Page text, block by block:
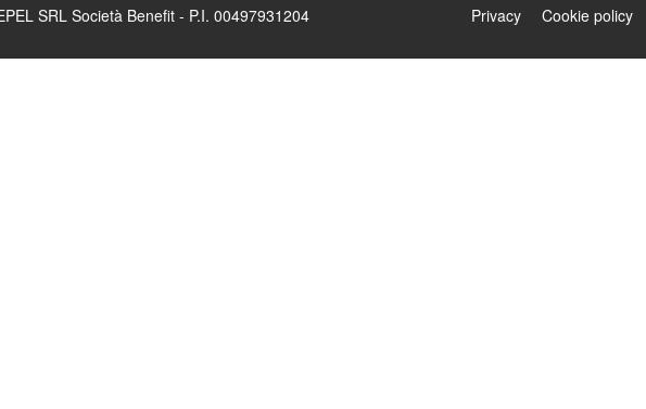
SRL Società Benefit - P.I. 00497931204 Privacy Cookie policy